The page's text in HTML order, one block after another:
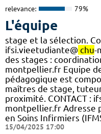
relevance: 79%
L'équipe
stage et la sélection.
ifsi.vieetudiante@ chu-
des stages :
montpellier.fr Equipe
pédagogique est
maîtres de stage,
proximité. CONTACT :
montpellier.fr Adresse
en Soins Infirmiers
15/04/2025 17:00